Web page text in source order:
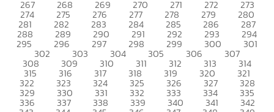
267 268 269 270 271 272 273
274 275 276 277 278 279 280
281 282 283 284 285 286 287
288 289 290 291 292 293 294
295 296 297 298 299 300 301
302 303 304 305 306 307
308 309 310 311 312 313 314
315 316 317 318 319 320 321
322 323 324 325 326 327 328
329 330 331 332 333 334 335
336 337 338 339 340 341 342